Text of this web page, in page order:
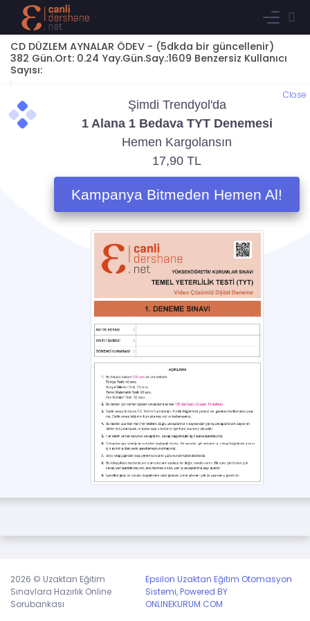
CD DÜZLEM AYNALAR ÖDEV - (5dkda bir güncellenir)
382 Gün.Ort: 0.24 Yay.Gün.Say.:1609 Benzersiz Kullanıcı
Sayısı:
Sınavlara CANLIDERSHANE.NET Uzaktan Eğitim ile hazırlanın kazanın
Anasayfa
İndirmek için tıklayınız
Ali MUTLU - Yansıma ve Düzlem Aynalar 2
Geometrik Optik Simülasyonu
2026 © Uzaktan Eğitim
Sınavlara Hazırlık Online
Sorubankası
Epsilon Uzaktan Eğitim Otomasyon
Sistemi, Powered BY
ONLINEKURUM.COM
Close